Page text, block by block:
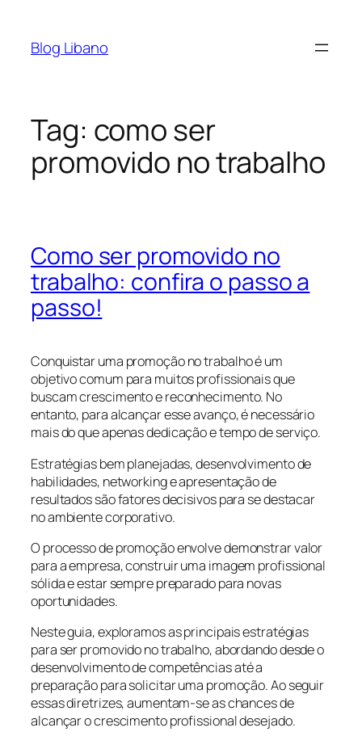
Blog Libano
Tag: como ser
promovido no trabalho
Como ser promovido no
trabalho: confira o passo a
passo!
Conquistar uma promoção no trabalho é um
objetivo comum para muitos profissionais que
buscam crescimento e reconhecimento. No
entanto, para alcançar esse avanço, é necessário
mais do que apenas dedicação e tempo de serviço.
Estratégias bem planejadas, desenvolvimento de
habilidades, networking e apresentação de
resultados são fatores decisivos para se destacar
no ambiente corporativo.
O processo de promoção envolve demonstrar valor
para a empresa, construir uma imagem profissional
sólida e estar sempre preparado para novas
oportunidades.
Neste guia, exploramos as principais estratégias
para ser promovido no trabalho, abordando desde o
desenvolvimento de competências até a
preparação para solicitar uma promoção. Ao seguir
essas diretrizes, aumentam-se as chances de
alcançar o crescimento profissional desejado.